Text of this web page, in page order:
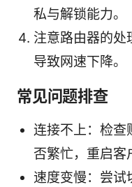
私与解锁能力。
注意路由器的处
导致网速下降。
常见问题排查
连接不上：检查
否繁忙，重启客
速度变慢：尝试